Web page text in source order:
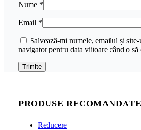
Nume *
Email *
Salvează-mi numele, emailul și
navigator pentru data viitoare când o să
PRODUSE RECOMANDATE
Reducere